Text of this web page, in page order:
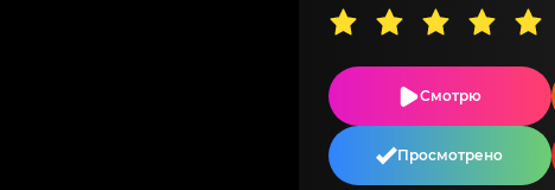
Смотрю
Просмотрено